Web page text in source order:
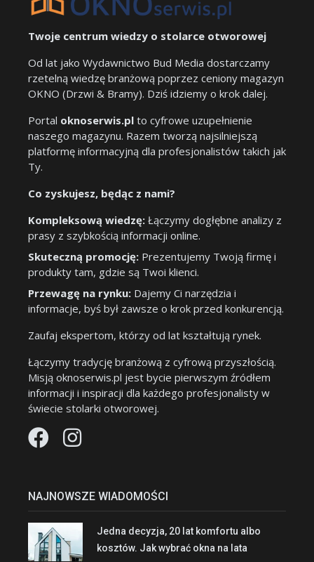
Twoje centrum wiedzy o stolarce otworowej
Od lat jako Wydawnictwo Bud Media dostarczamy
rzetelną wiedzę branżową poprzez ceniony magazyn
OKNO (Drzwi & Bramy). Dziś idziemy o krok dalej.
Portal oknoserwis.pl to cyfrowe uzupełnienie
naszego magazynu. Razem tworzą najsilniejszą
platformę informacyjną dla profesjonalistów takich jak
Ty.
Co zyskujesz, będąc z nami?
Kompleksową wiedzę: Łączymy dogłębne analizy z
prasy z szybkością informacji online.
Skuteczną promocję: Prezentujemy Twoją firmę i
produkty tam, gdzie są Twoi klienci.
Przewagę na rynku: Dajemy Ci narzędzia i
informacje, byś był zawsze o krok przed konkurencją.
Zaufaj ekspertom, którzy od lat kształtują rynek.
Łączymy tradycję branżową z cyfrową przyszłością.
Misją oknoserwis.pl jest bycie pierwszym źródłem
informacji i inspiracji dla każdego profesjonalisty w
świecie stolarki otworowej.
NAJNOWSZE WIADOMOŚCI
Jedna decyzja, 20 lat komfortu albo
kosztów. Jak wybrać okna na lata